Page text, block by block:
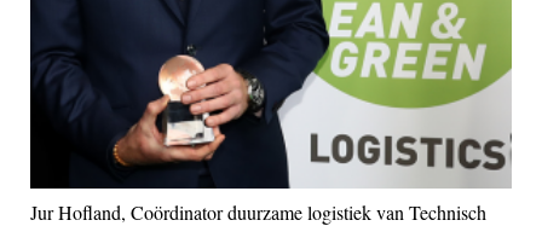
Jur Hofland, Coördinator duurzame logistiek van Technisch